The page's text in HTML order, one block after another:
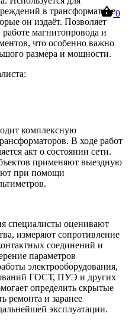
0
в трансформаторе
он издаёт. Позволяет
магнитопровода и
что особенно важно
размера и мощности.
комплексную
В ходе работ
акт о состоянии сети.
применяют выездную
при помощи
специалисты оценивают
измеряют сопротивление
соединений и
параметров
электрооборудования,
ГОСТ, ПУЭ и других
определить скрытые
ремонта и заранее
эксплуатации.